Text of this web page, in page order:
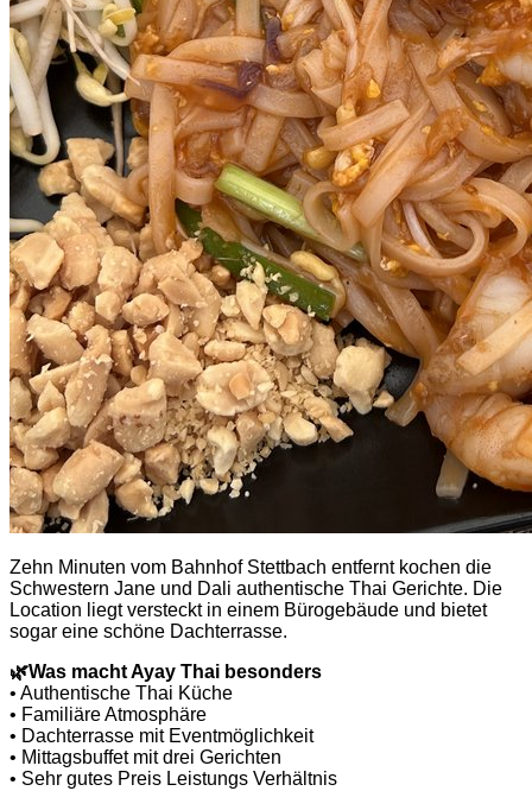
Zehn Minuten vom Bahnhof Stettbach entfernt kochen die
Schwestern Jane und Dali authentische Thai Gerichte. Die
Location liegt versteckt in einem Bürogebäude und bietet
sogar eine schöne Dachterrasse.
🌿Was macht Ayay Thai besonders
• Authentische Thai Küche
• Familiäre Atmosphäre
• Dachterrasse mit Eventmöglichkeit
• Mittagsbuffet mit drei Gerichten
• Sehr gutes Preis Leistungs Verhältnis